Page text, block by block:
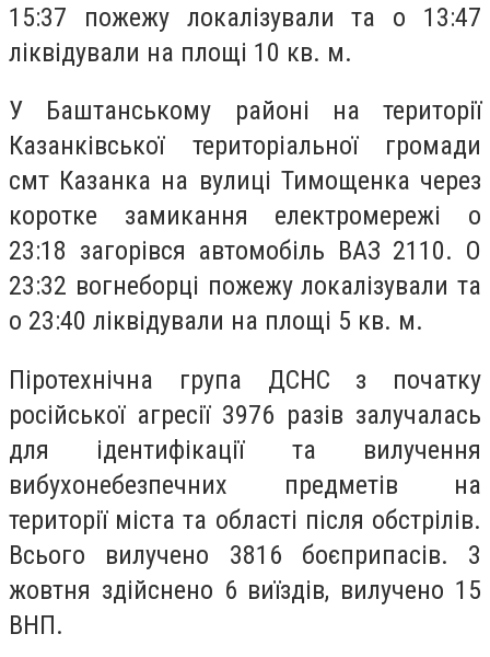
15:37 пожежу локалізували та о 13:47
ліквідували на площі 10 кв. м.
У Баштанському районі на території
Казанківської територіальної громади
смт Казанка на вулиці Тимощенка через
коротке замикання електромережі о
23:18 загорівся автомобіль ВАЗ 2110. О
23:32 вогнеборці пожежу локалізували та
о 23:40 ліквідували на площі 5 кв. м.
Піротехнічна група ДСНС з початку
російської агресії 3976 разів залучалась
для ідентифікації та вилучення
вибухонебезпечних предметів на
території міста та області після обстрілів.
Всього вилучено 3816 боєприпасів. 3
жовтня здійснено 6 виїздів, вилучено 15
ВНП.